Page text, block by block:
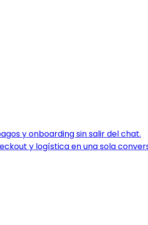
y onboarding sin salir del chat.
y logística en una sola